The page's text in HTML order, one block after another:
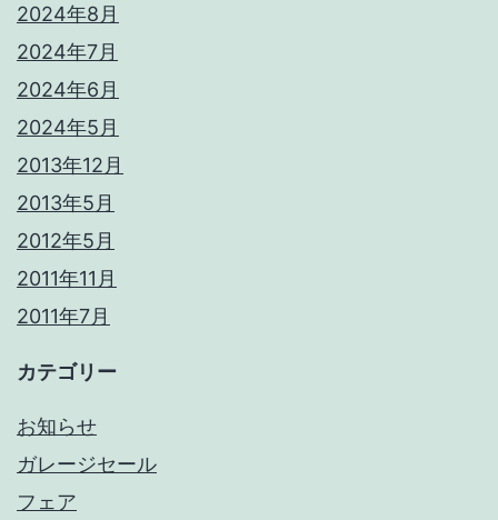
2024年8月
2024年7月
2024年6月
2024年5月
2013年12月
2013年5月
2012年5月
2011年11月
2011年7月
カテゴリー
お知らせ
ガレージセール
フェア